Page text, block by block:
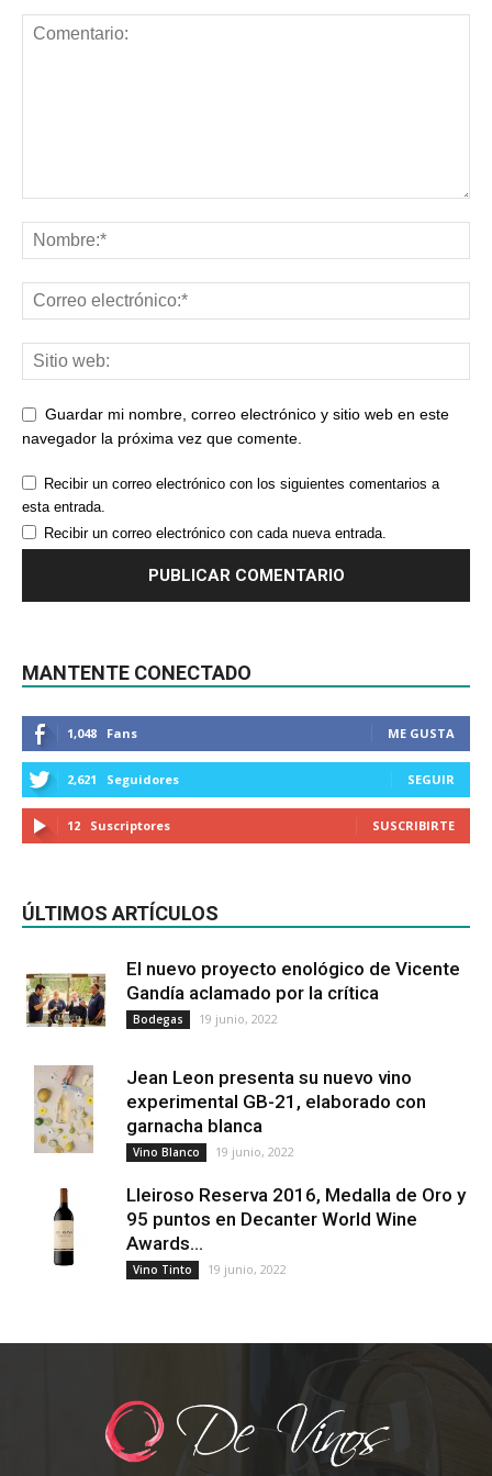
Guardar mi nombre, correo electrónico y sitio web en este
navegador la próxima vez que comente.
Recibir un correo electrónico con los siguientes comentarios a
esta entrada.
Recibir un correo electrónico con cada nueva entrada.
MANTENTE CONECTADO
1,048 Fans ME GUSTA
2,621 Seguidores SEGUIR
12 Suscriptores SUSCRIBIRTE
ÚLTIMOS ARTÍCULOS
El nuevo proyecto enológico de Vicente
Gandía aclamado por la crítica
Bodegas 19 junio, 2022
Jean Leon presenta su nuevo vino
experimental GB-21, elaborado con
garnacha blanca
Vino Blanco 19 junio, 2022
Lleiroso Reserva 2016, Medalla de Oro y
95 puntos en Decanter World Wine
Awards...
Vino Tinto 19 junio, 2022